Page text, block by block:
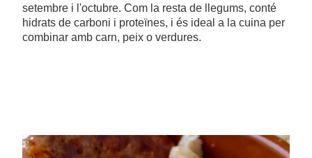
setembre i l'octubre. Com la resta de llegums, conté
hidrats de carboni i proteïnes, i és ideal a la cuina per
combinar amb carn, peix o verdures.